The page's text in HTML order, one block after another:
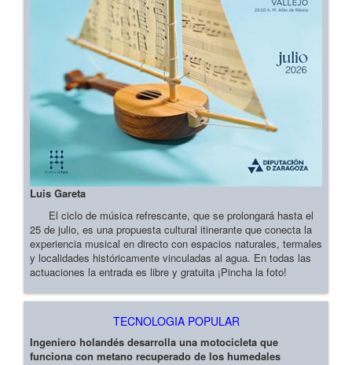
Luis Gareta
El ciclo de música refrescante, que se prolongará hasta el
25 de julio, es una propuesta cultural itinerante que conecta la
experiencia musical en directo con espacios naturales, termales
y localidades históricamente vinculadas al agua. En todas las
actuaciones la entrada es libre y gratuita ¡Pincha la foto!
TECNOLOGIA POPULAR
Ingeniero holandés desarrolla una motocicleta que
funciona con metano recuperado de los humedales